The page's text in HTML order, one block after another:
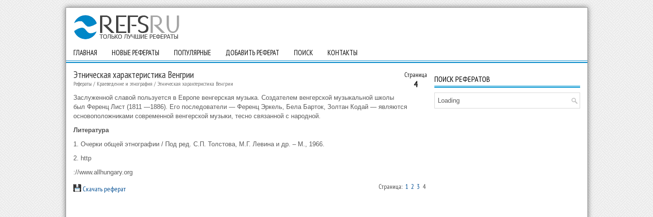
ГЛАВНАЯ НОВЫЕ РЕФЕРАТЫ ПОПУЛЯРНЫЕ ДОБАВИТЬ РЕФЕРАТ ПОИСК КОНТАКТЫ
Страница
4
Этническая характеристика Венгрии
Рефераты / Краеведение и этнография / Этническая характеристика Венгрии
Заслуженной славой пользуется в Европе венгерская музыка. Создателем венгерской музыкальной школы
был Ференц Лист (1811 —1886). Его последователи — Ференц Эркель, Бела Барток, Золтан Кодай — являются
основоположниками современной венгерской музыки, тесно связанной с народной.
Литература
1. Очерки общей этнографии / Под ред. С.П. Толстова, М.Г. Левина и др. – М., 1966.
2. http
://www.allhungary.org
Скачать реферат Страница: 1 2 3 4
ПОИСК РЕФЕРАТОВ
Loading